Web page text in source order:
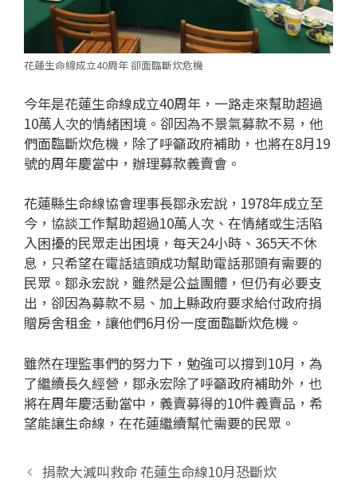
花蓮生命線成立40周年 卻面臨斷炊危機
今年是花蓮生命線成立40周年，一路走來幫助超過
10萬人次的情緒困境。卻因為不景氣募款不易，他
們面臨斷炊危機，除了呼籲政府補助，也將在8月19
號的周年慶當中，辦理募款義賣會。
花蓮縣生命線協會理事長鄒永宏說，1978年成立至
今，協談工作幫助超過10萬人次、在情緒或生活陷
入困擾的民眾走出困境，每天24小時、365天不休
息，只希望在電話這頭成功幫助電話那頭有需要的
民眾。鄒永宏說，雖然是公益團體，但仍有必要支
出，卻因為募款不易、加上縣政府要求給付政府捐
贈房舍租金，讓他們6月份一度面臨斷炊危機。
雖然在理監事們的努力下，勉強可以撐到10月，為
了繼續長久經營，鄒永宏除了呼籲政府補助外，也
將在周年慶活動當中，義賣募得的10件義賣品，希
望能讓生命線，在花蓮繼續幫忙需要的民眾。
捐款大減叫救命 花蓮生命線10月恐斷炊